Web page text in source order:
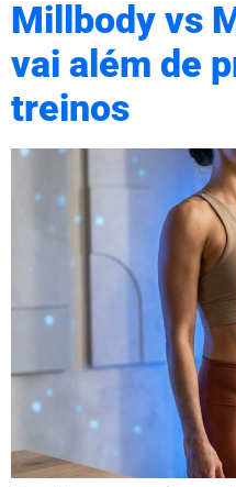
Millbody vs
vai além de
treinos